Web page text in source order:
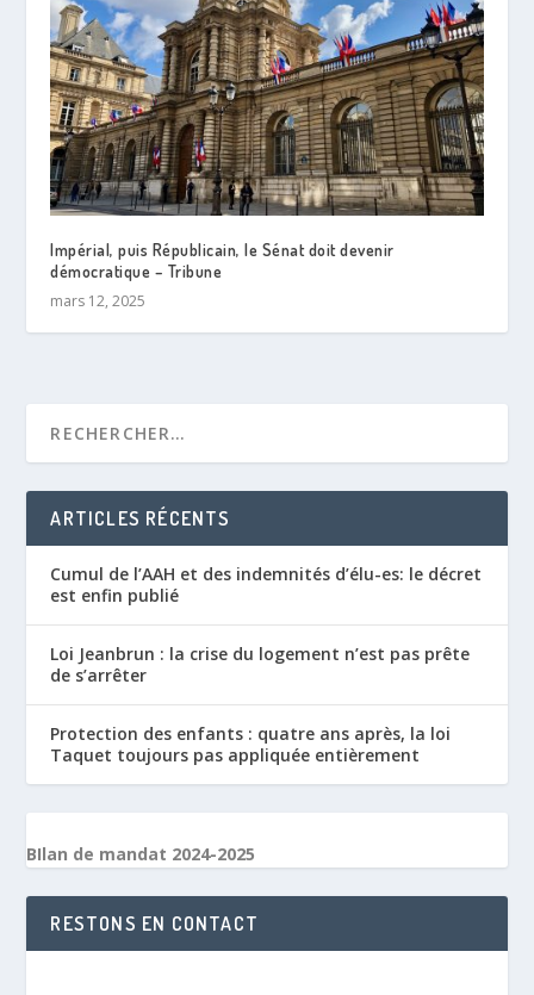
Impérial, puis Républicain, le Sénat doit devenir
démocratique – Tribune
mars 12, 2025
ARTICLES RÉCENTS
Cumul de l’AAH et des indemnités d’élu-es: le décret
est enfin publié
Loi Jeanbrun : la crise du logement n’est pas prête
de s’arrêter
Protection des enfants : quatre ans après, la loi
Taquet toujours pas appliquée entièrement
BIlan de mandat 2024-2025
RESTONS EN CONTACT